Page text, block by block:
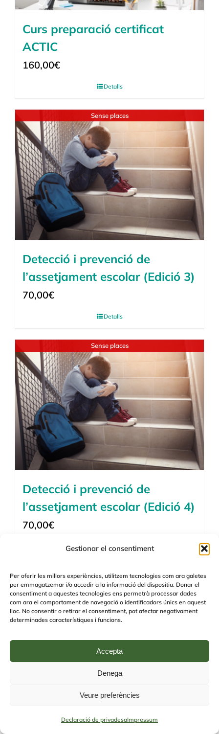
Gestionar el consentiment
Per oferir les millors experiències, utilitzem tecnologies com ara galetes
per emmagatzemar i/o accedir a la informació del dispositiu. Donar el
consentiment a aquestes tecnologies ens permetrà processar dades
com ara el comportament de navegació o identificadors únics en aquest
lloc. No consentir o retirar el consentiment, pot afectar negativament
determinades característiques i funcions.
Accepta
Denega
Veure preferències
Declaració de privadesaImpressum
Curs preparació certificat
ACTIC
160,00€
Detalls
Sense places
Detecció i prevenció de
l’assetjament escolar (Edició 3)
70,00€
Detalls
Sense places
Detecció i prevenció de
l’assetjament escolar (Edició 4)
70,00€
Detalls
Sense places
Detecció i prevenció de